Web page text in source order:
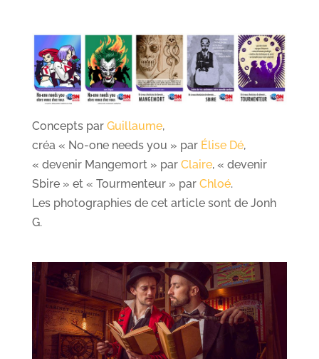
Concepts par Guillaume,
créa « No-one needs you » par Élise Dé,
« devenir Mangemort » par Claire, « devenir
Sbire » et « Tourmenteur » par Chloé.
Les photographies de cet article sont de Jonh
G.